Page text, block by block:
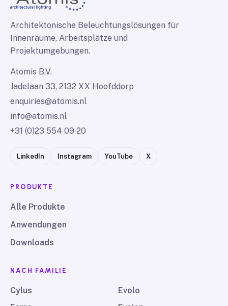
Architektonische Beleuchtungslösungen für
Innenräume, Arbeitsplätze und
Projektumgebungen.
Atomis B.V.
Jadelaan 33, 2132 XX Hoofddorp
enquiries@atomis.nl
info@atomis.nl
+31 (0)23 554 09 20
LinkedIn Instagram YouTube X
PRODUKTE
Alle Produkte
Anwendungen
Downloads
NACH FAMILIE
Cylus
Evolo